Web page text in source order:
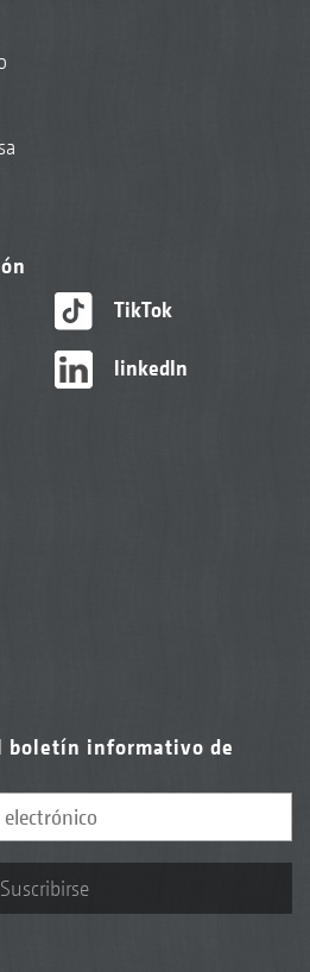
TikTok
linkedIn
boletín informativo de
Suscribirse